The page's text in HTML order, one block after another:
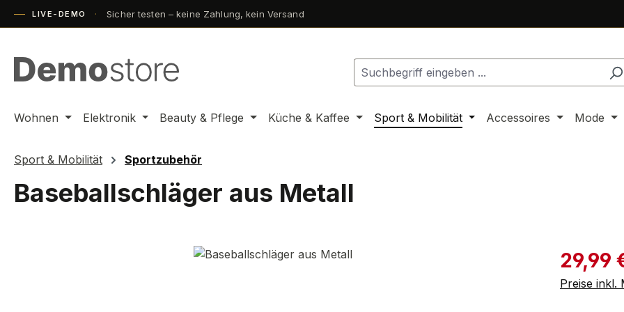
Hauptinhalt springen
Zur Suche springen
Zur Hauptnavigation springen
LIVE-DEMO Sicher testen – keine Zahlung, kein Versand
Wohnen Elektronik Beauty & Pflege Küche & Kaffee Sport & Mobilität Accessoires Mode
Sport & Mobilität Sportzubehör
Baseballschläger aus Metall
29,99
Preise inkl.